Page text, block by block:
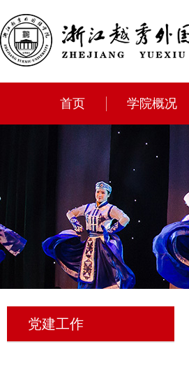
首页 学院概况
党建工作